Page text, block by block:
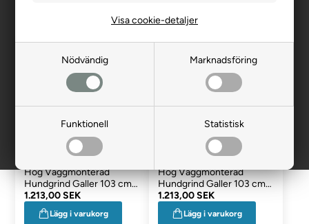
Nödvändig Marknadsföring
Funktionell Statistisk
Visa cookie-detaljer
Hög Väggmonterad
Hundgrind Galler 103 cm
SVART
1.213,00 SEK
Lägg i varukorg
Hög Väggmonterad
Hundgrind Galler 103 cm
VIT
1.213,00 SEK
Lägg i varukorg